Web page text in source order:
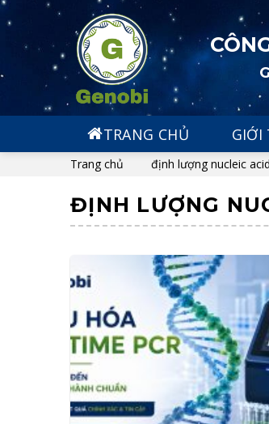
Skip
to
content
TRANG CHỦ GIỚI
Trang chủ định lượng nucleic acid
ĐỊNH LƯỢNG